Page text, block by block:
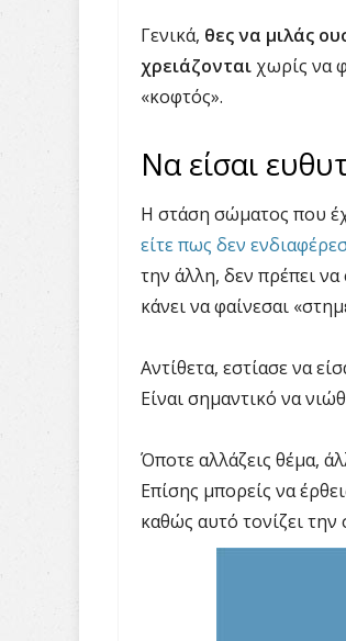
Γενικά, θες να μιλάς
χρειάζονται χωρίς να
«κοφτός».
Να είσαι
Η στάση σώματος που
είτε πως δεν
την άλλη, δεν πρέπει
κάνει να φαίνεσαι
Αντίθετα, εστίασε να
Είναι σημαντικό να
Όποτε αλλάζεις θέμα,
Επίσης μπορείς να
καθώς αυτό τονίζει